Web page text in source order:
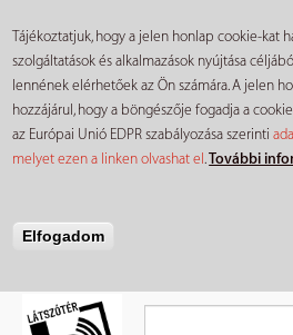
Tájékoztatjuk, hogy a jelen honlap cookie-kat
szolgáltatások és alkalmazások nyújtása
lennének elérhetőek az Ön számára. A jelen
hozzájárul, hogy a böngészője fogadja a
az Európai Unió EDPR szabályozása szerinti
melyet ezen a linken olvashat el.További
Elfogadom